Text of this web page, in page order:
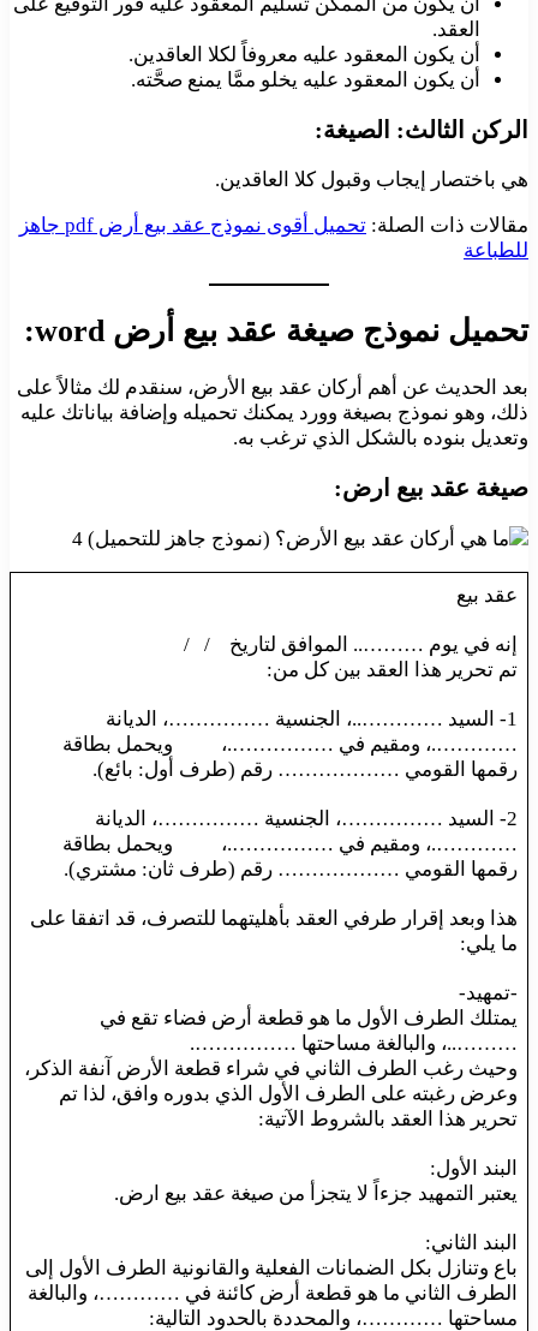
العقد.
أن يكون المعقود عليه معروفاً لكلا العاقدين.
أن يكون المعقود عليه يخلو ممَّا يمنع صحَّته.
الركن الثالث: الصيغة:
هي باختصار إيجاب وقبول كلا العاقدين.
مقالات ذات الصلة:
تحميل أقوى نموذج عقد بيع أرض pdf جاهز
للطباعة
تحميل نموذج صيغة عقد بيع أرض word:
بعد الحديث عن أهم أركان عقد بيع الأرض، سنقدم لك مثالاً على
ذلك، وهو نموذج بصيغة وورد يمكنك تحميله وإضافة بياناتك عليه
وتعديل بنوده بالشكل الذي ترغب به.
صيغة عقد بيع ارض:
عقد بيع
إنه في يوم ……….. الموافق لتاريخ / /
تم تحرير هذا العقد بين كل من:
1- السيد …………..، الجنسية ……………، الديانة
………….، ومقيم في …………….، ويحمل بطاقة
رقمها القومي ……………… رقم (طرف أول: بائع).
2- السيد ……………، الجنسية ……………، الديانة
………….، ومقيم في …………….، ويحمل بطاقة
رقمها القومي ……………… رقم (طرف ثان: مشتري).
هذا وبعد إقرار طرفي العقد بأهليتهما للتصرف، قد اتفقا على
ما يلي:
-تمهيد-
يمتلك الطرف الأول ما هو قطعة أرض فضاء تقع في
………..، والبالغة مساحتها …………….
وحيث رغب الطرف الثاني في شراء قطعة الأرض آنفة الذكر،
وعرض رغبته على الطرف الأول الذي بدوره وافق، لذا تم
تحرير هذا العقد بالشروط الآتية:
البند الأول:
يعتبر التمهيد جزءاً لا يتجزأ من صيغة عقد بيع ارض.
البند الثاني:
باع وتنازل بكل الضمانات الفعلية والقانونية الطرف الأول إلى
الطرف الثاني ما هو قطعة أرض كائنة في …………، والبالغة
مساحتها …………، والمحددة بالحدود التالية: